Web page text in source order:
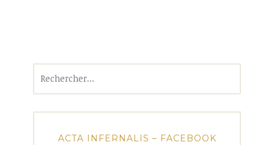
ACTA INFERNALIS – FACEBOOK